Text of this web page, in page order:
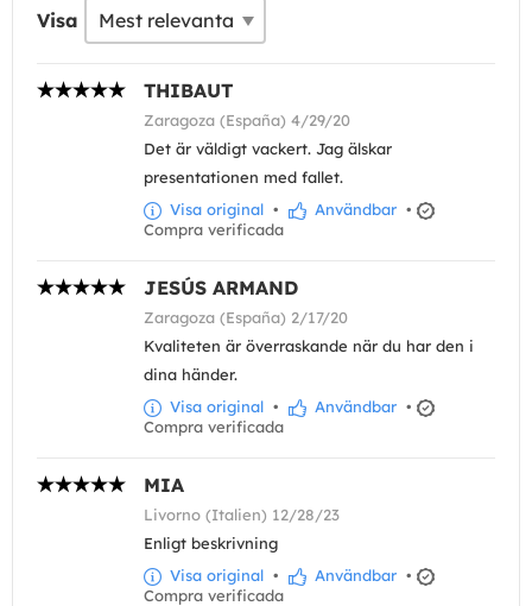
Visa
THIBAUT
Zaragoza (España) 4/29/20
Det är väldigt vackert. Jag älskar
presentationen med fallet.
Visa original • Användbar •
Compra verificada
JESÚS ARMAND
Zaragoza (España) 2/17/20
Kvaliteten är överraskande när du har den i
dina händer.
Visa original • Användbar •
Compra verificada
MIA
Livorno (Italien) 12/28/23
Enligt beskrivning
Visa original • Användbar •
Compra verificada